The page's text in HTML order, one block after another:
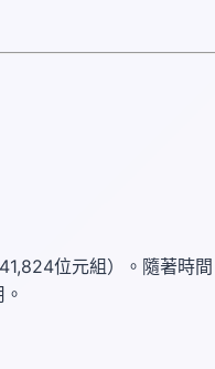
位元組）。隨著時間